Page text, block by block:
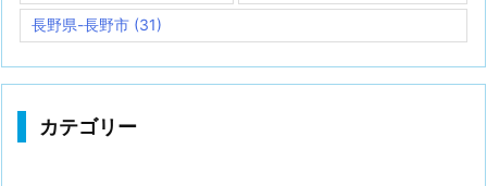
長野県-長野市 (31)
カテゴリー